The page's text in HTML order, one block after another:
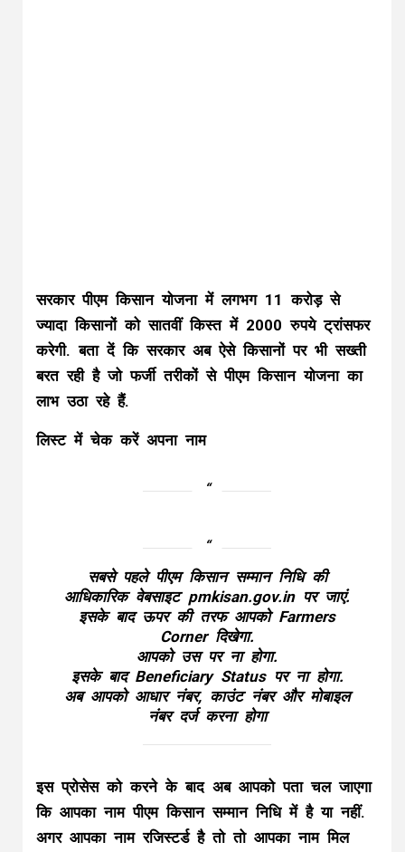
सरकार पीएम किसान योजना में लगभग 11 करोड़ से
ज्यादा किसानों को सातवीं किस्त में 2000 रुपये ट्रांसफर
करेगी. बता दें कि सरकार अब ऐसे किसानों पर भी सख्ती
बरत रही है जो फर्जी तरीकों से पीएम किसान योजना का
लाभ उठा रहे हैं.
लिस्ट में चेक करें अपना नाम
सबसे पहले पीएम किसान सम्मान निधि की
आधिकारिक वेबसाइट pmkisan.gov.in पर जाएं.
इसके बाद ऊपर की तरफ आपको Farmers
Corner दिखेगा.
आपको उस पर ना होगा.
इसके बाद Beneficiary Status पर ना होगा.
अब आपको आधार नंबर, काउंट नंबर और मोबाइल
नंबर दर्ज करना होगा
इस प्रोसेस को करने के बाद अब आपको पता चल जाएगा
कि आपका नाम पीएम किसान सम्मान निधि में है या नहीं.
अगर आपका नाम रजिस्टर्ड है तो तो आपका नाम मिल